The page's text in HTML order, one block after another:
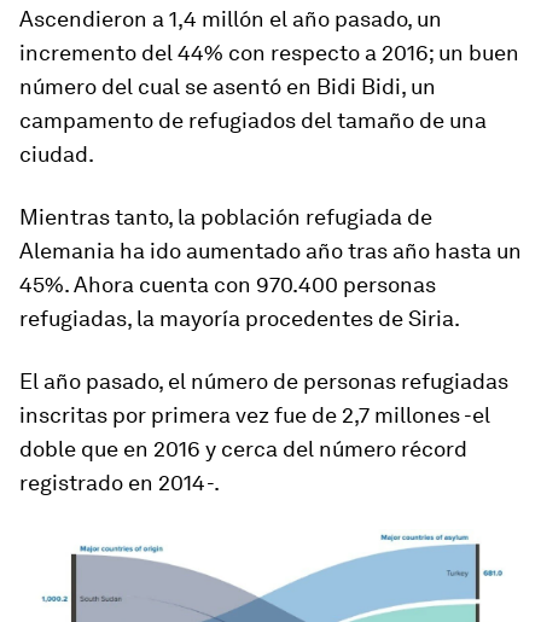
Ascendieron a 1,4 millón el año pasado, un
incremento del 44% con respecto a 2016; un buen
número del cual se asentó en Bidi Bidi, un
campamento de refugiados del tamaño de una
ciudad.
Mientras tanto, la población refugiada de
Alemania ha ido aumentado año tras año hasta un
45%. Ahora cuenta con 970.400 personas
refugiadas, la mayoría procedentes de Siria.
El año pasado, el número de personas refugiadas
inscritas por primera vez fue de 2,7 millones -el
doble que en 2016 y cerca del número récord
registrado en 2014-.